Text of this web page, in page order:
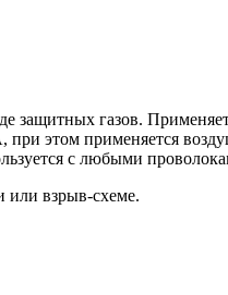
защитных газов.
этом применяется
с любыми
или взрыв-схеме.